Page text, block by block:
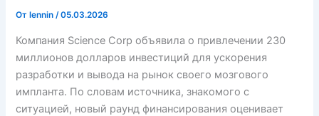
От lennin/05.03.2026
Компания Science Corp объявила о привлечении 230
миллионов долларов инвестиций для ускорения
разработки и вывода на рынок своего мозгового
импланта. По словам источника, знакомого с
ситуацией, новый раунд финансирования оценивает